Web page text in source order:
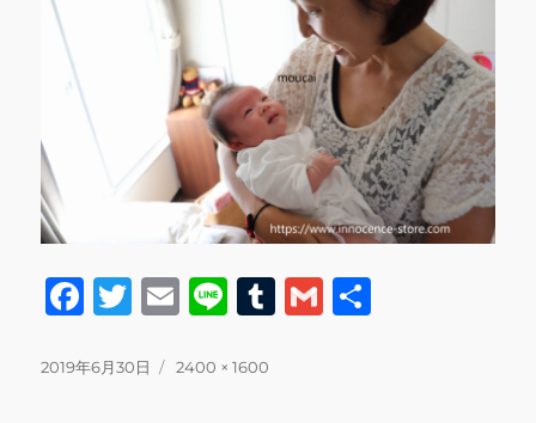
F
c
T
it
E
ai
Li
e
T
G
投
2019年6月30日
フ
2400 × 1600